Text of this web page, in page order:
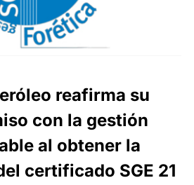
reafirma su
con la gestión
al obtener la
certificado SGE 21